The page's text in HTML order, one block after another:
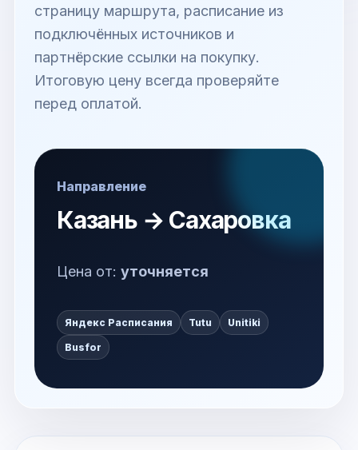
страницу маршрута, расписание из
подключённых источников и
партнёрские ссылки на покупку.
Итоговую цену всегда проверяйте
перед оплатой.
Направление
Казань → Сахаровка
Цена от: уточняется
Яндекс Расписания Tutu Unitiki
Busfor